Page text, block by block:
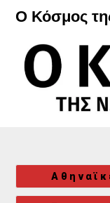
Μετάβαση
περιεχόμενο
Ο Κόσμος